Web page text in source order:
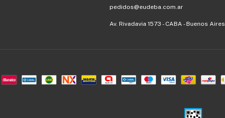
pedidos@eudeba.com.ar
Av. Rivadavia 1573 - CABA - Buenos Aires